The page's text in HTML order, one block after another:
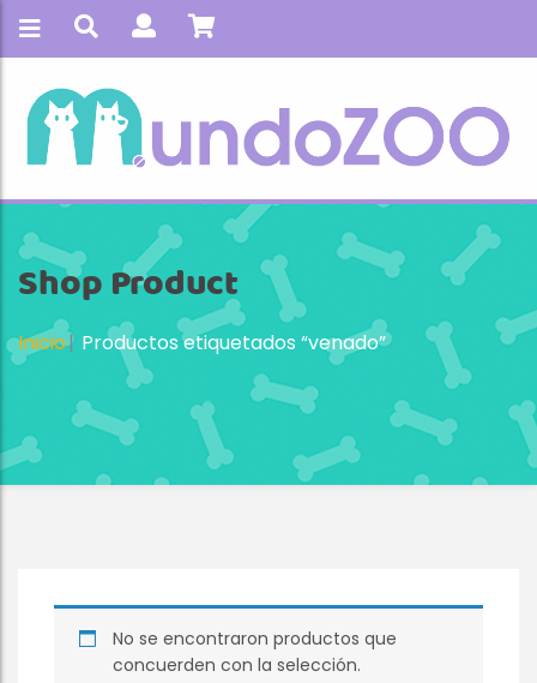
Shop Product
Inicio Productos etiquetados “venado”
No se encontraron productos que
concuerden con la selección.